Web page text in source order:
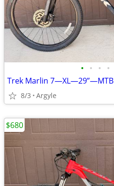
• • • •
Trek Marlin 7—XL—29”—MTB
8/3 Argyle
$680